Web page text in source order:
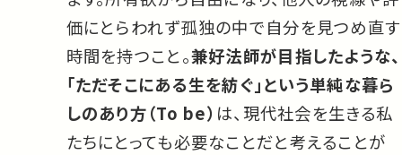
価にとらわれず孤独の中で自分を見つめ直す
時間を持つこと。兼好法師が目指したような、
「ただそこにある生を紡ぐ」という単純な暮ら
しのあり方（To be） は、現代社会を生きる私
たちにとっても必要なことだと考えることが